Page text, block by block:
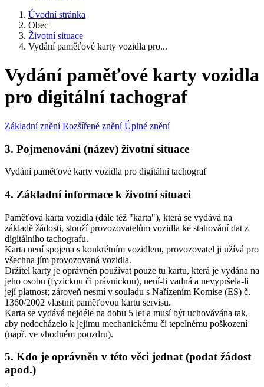
Úvodní stránka
Obec
Životní situace
Vydání paměťové karty vozidla pro...
Vydání paměťové karty vozidla
pro digitální tachograf
Základní znění Rozšířené znění Úplné znění
3. Pojmenování (název) životní situace
Vydání paměťové karty vozidla pro digitální tachograf
4. Základní informace k životní situaci
Paměťová karta vozidla (dále též "karta"), která se vydává na
základě žádosti, slouží provozovatelům vozidla ke stahování dat z
digitálního tachografu.
Karta není spojena s konkrétním vozidlem, provozovatel ji užívá pro
všechna jím provozovaná vozidla.
Držitel karty je oprávněn používat pouze tu kartu, která je vydána na
jeho osobu (fyzickou či právnickou), není-li vadná a nevypršela-li
její platnost; zároveň nesmí v souladu s Nařízením Komise (ES) č.
1360/2002 vlastnit paměťovou kartu servisu.
Karta se vydává nejdéle na dobu 5 let a musí být uchovávána tak,
aby nedocházelo k jejímu mechanickému či tepelnému poškození
(např. ve vhodném pouzdru).
5. Kdo je oprávněn v této věci jednat (podat žádost
apod.)